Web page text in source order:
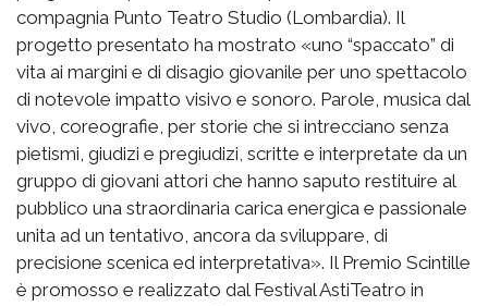
compagnia Punto Teatro Studio (Lombardia). Il
progetto presentato ha mostrato «uno “spaccato” di
vita ai margini e di disagio giovanile per uno spettacolo
di notevole impatto visivo e sonoro. Parole, musica dal
vivo, coreografie, per storie che si intrecciano senza
pietismi, giudizi e pregiudizi, scritte e interpretate da un
gruppo di giovani attori che hanno saputo restituire al
pubblico una straordinaria carica energica e passionale
unita ad un tentativo, ancora da sviluppare, di
precisione scenica ed interpretativa». Il Premio Scintille
è promosso e realizzato dal Festival AstiTeatro in